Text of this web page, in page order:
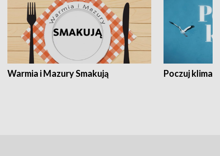
Warmia i Mazury Smakują Poczuj klimat